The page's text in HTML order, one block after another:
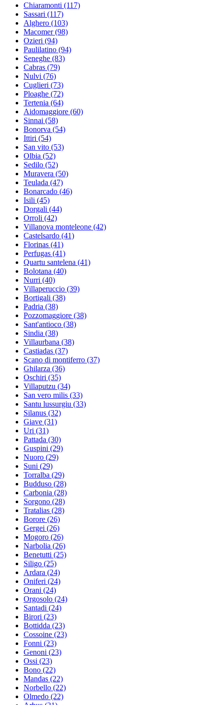
Chiaramonti (117)
Sassari (117)
Alghero (103)
Macomer(98)
Ozieri (94)
Paulilatino (94)
Seneghe (83)
Cabras (79)
Nulvi (76)
Cuglieri (73)
Ploaghe (72)
Tertenia (64)
Aidomaggiore (60)
Sinnai (58)
Bonorva (54)
Ittiri (54)
San vito (53)
Olbia (52)
Sedilo (52)
Muravera (50)
Teulada (47)
Bonarcado (46)
Isili (45)
Dorgali (44)
Orroli (42)
Villanova monteleone (42)
Castelsardo (41)
Florinas (41)
Perfugas (41)
Quartu santelena (41)
Bolotana (40)
Nurri (40)
Villaperuccio (39)
Bortigali (38)
Padria (38)
Pozzomaggiore (38)
Sant'antioco (38)
Sindia (38)
Villaurbana (38)
Castiadas (37)
Scano di montiferro (37)
Ghilarza (36)
Oschiri (35)
Villaputzu (34)
San vero milis (33)
Santu lussurgiu (33)
Silanus (32)
Giave (31)
Uri (31)
Pattada (30)
Guspini (29)
Nuoro (29)
Suni (29)
Torralba (29)
Budduso (28)
Carbonia (28)
Sorgono (28)
Tratalias (28)
Borore (26)
Gergei (26)
Mogoro (26)
Narbolia (26)
Benetutti (25)
Siligo (25)
Ardara (24)
Oniferi (24)
Orani (24)
Orgosolo (24)
Santadi (24)
Birori (23)
Bottidda (23)
Cossoine (23)
Fonni (23)
Genoni (23)
Ossi (23)
Bono (22)
Mandas (22)
Norbello (22)
Olmedo (22)